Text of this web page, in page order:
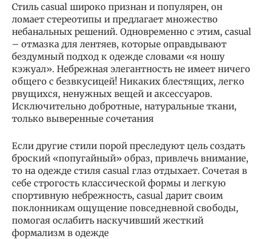
Стиль casual широко признан и популярен, он
ломает стереотипы и предлагает множество
небанальных решений. Одновременно с этим, casual
– отмазка для лентяев, которые оправдывают
бездумный подход к одежде словами «я ношу
кэжуал». Небрежная элегантность не имеет ничего
общего с безвкусицей! Никаких блестящих, легко
рвущихся, ненужных вещей и аксессуаров.
Исключительно добротные, натуральные ткани,
только выверенные сочетания
Если другие стили порой преследуют цель создать
броский «попугайный» образ, привлечь внимание,
то на одежде стиля casual глаз отдыхает. Сочетая в
себе строгость классической формы и легкую
спортивную небрежность, casual дарит своим
поклонникам ощущение повседневной свободы,
помогая ослабить наскучивший жесткий
формализм в одежде